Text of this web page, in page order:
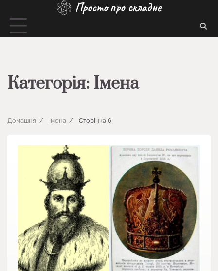
вмісту
Просто про складне
Категорія: Імена
Домашня Імена Сторінка 6